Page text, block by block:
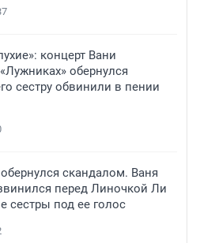
концерт Вани
обернулся
сестру обвинили в пении
скандалом. Ваня
перед Линочкой Ли
сестры под ее голос